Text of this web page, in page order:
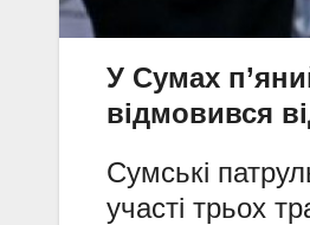
У Сумах
відмовився
Сумські
участі трьох